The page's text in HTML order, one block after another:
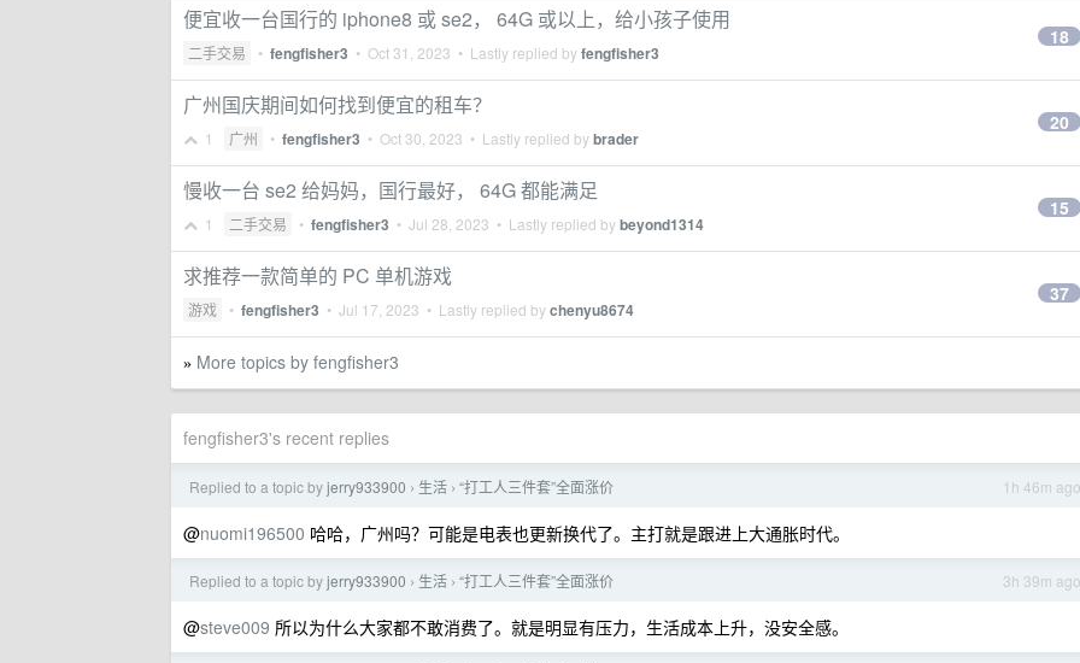
便宜收一台国行的 iphone8 或 se2， 64G 或以上，给小孩子使用
二手交易 • fengfisher3 • Oct 31, 2023 • Lastly replied byfengfisher3
18
广州国庆期间如何找到便宜的租车？
1 广州 • fengfisher3 • Oct 30, 2023 • Lastly replied bybrader
20
慢收一台 se2 给妈妈，国行最好， 64G 都能满足
1 二手交易 • fengfisher3 • Jul 28, 2023 • Lastly replied bybeyond1314
15
求推荐一款简单的 PC 单机游戏
游戏 • fengfisher3 • Jul 17, 2023 • Lastly replied bychenyu8674
37
» More topics by fengfisher3
fengfisher3's recent replies
1h 46m ago
Replied to a topic byjerry933900 › 生活 › “打工人三件套”全面涨价
@nuomi196500 哈哈，广州吗？可能是电表也更新换代了。主打就是跟进上大通胀时代。
3h 39m ago
Replied to a topic byjerry933900 › 生活 › “打工人三件套”全面涨价
@steve009 所以为什么大家都不敢消费了。就是明显有压力，生活成本上升，没安全感。